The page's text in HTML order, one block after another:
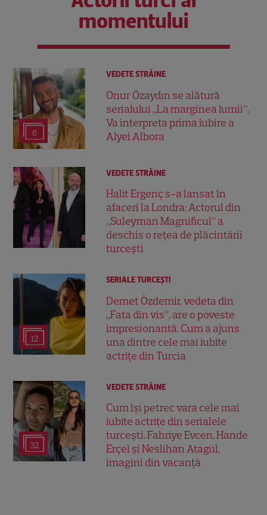
momentului
6
VEDETE STRĂINE
Onur Özaydın se alătură
serialului „La marginea lumii”.
Va interpreta prima iubire a
Alyei Albora
VEDETE STRĂINE
Halit Ergenç s-a lansat în
afaceri la Londra: Actorul din
„Suleyman Magnificul” a
deschis o rețea de plăcintării
turcești
12
SERIALE TURCEŞTI
Demet Özdemir, vedeta din
„Fata din vis”, are o poveste
impresionantă. Cum a ajuns
una dintre cele mai iubite
actrițe din Turcia
32
VEDETE STRĂINE
Cum își petrec vara cele mai
iubite actrițe din serialele
turcești. Fahriye Evcen, Hande
Erçel și Neslihan Atagül,
imagini din vacanță